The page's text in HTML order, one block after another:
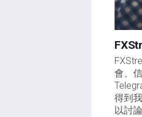
會、
得到
以討